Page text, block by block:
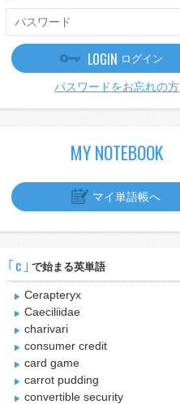
LOGIN ログイン
パスワードをお忘れの方
MY NOTEBOOK
マイ単語帳へ
｢c｣ で始まる英単語
Cerapteryx
Caeciliidae
charivari
consumer credit
card game
carrot pudding
convertible security